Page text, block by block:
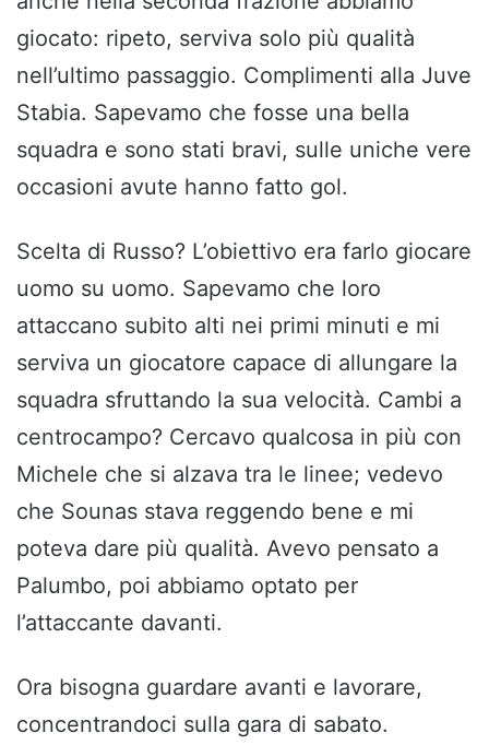
giocato: ripeto, serviva solo più qualità
nell’ultimo passaggio. Complimenti alla Juve
Stabia. Sapevamo che fosse una bella
squadra e sono stati bravi, sulle uniche vere
occasioni avute hanno fatto gol.
Scelta di Russo? L’obiettivo era farlo giocare
uomo su uomo. Sapevamo che loro
attaccano subito alti nei primi minuti e mi
serviva un giocatore capace di allungare la
squadra sfruttando la sua velocità. Cambi a
centrocampo? Cercavo qualcosa in più con
Michele che si alzava tra le linee; vedevo
che Sounas stava reggendo bene e mi
poteva dare più qualità. Avevo pensato a
Palumbo, poi abbiamo optato per
l’attaccante davanti.
Ora bisogna guardare avanti e lavorare,
concentrandoci sulla gara di sabato.